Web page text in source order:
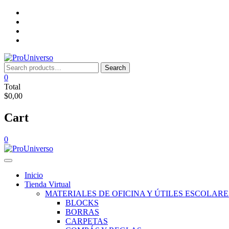
Saltar
contenido
deseos
Search
for:
Search
0
Total
$0,00
Cart
0
Inicio
Tienda Virtual
MATERIALES DE OFICINA Y ÚTILES
BLOCKS
BORRAS
CARPETAS